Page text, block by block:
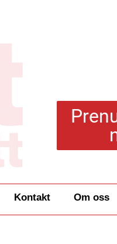
Kontakt Om oss